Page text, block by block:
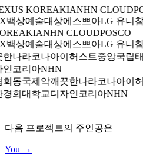
KOREAKIANHN CLOUD
백상예술대상에스쁘아LG 유니참
KIANHN CLOUDPOSCO
백상예술대상에스쁘아LG 유니참
한나라코나아이허스트중앙국립태
인코리아NHN
회동국제약깨끗한나라코나아이허
경희대학교디자인코리아NHN
다음 프로젝트의 주인공은
You →